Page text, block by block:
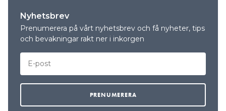
Nyhetsbrev
Prenumerera på vårt nyhetsbrev och få nyheter, tips
och bevakningar rakt ner i inkorgen